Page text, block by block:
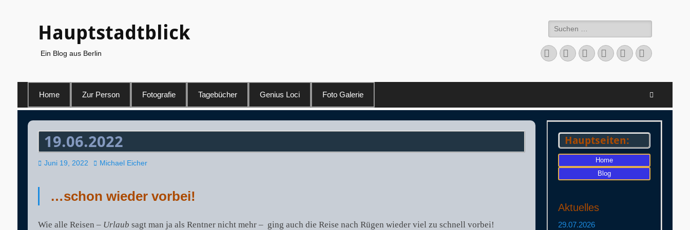
Hauptstadtblick
Ein Blog aus Berlin
Suchen
nach:
Facebook
TwitterLinkedIn
FlickrInstagram
Primäres
Menü
Home Zur Person Fotografie Tagebücher Genius Loci Foto Galerie
19.06.2022
Veröffentlicht
Juni 19, 2022 Autor
Michael Eicher
…schon wieder vorbei!
Wie alle Reisen – Urlaub sagt man ja als Rentner nicht mehr – ging auch die Reise nach Rügen wieder viel zu schnell vorbei!
Hauptseiten:
Home
Blog
Aktuelles
29.07.2026